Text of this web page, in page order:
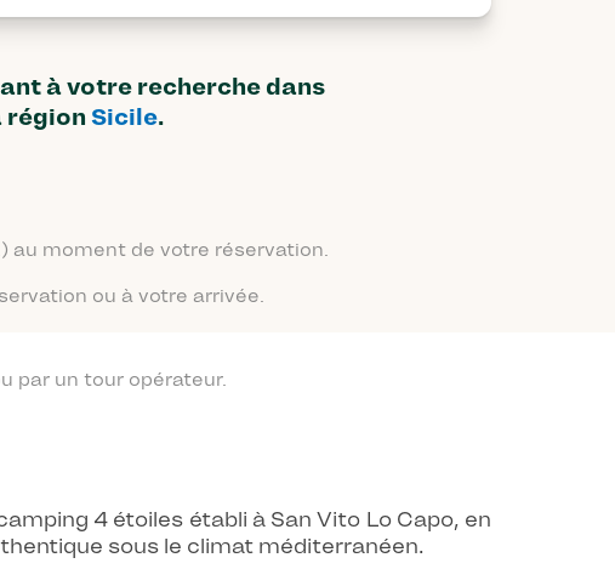
à votre recherche dans
région Sicile.
au moment de votre réservation.
ou à votre arrivée.
par un tour opérateur.
4 étoiles établi à San Vito Lo Capo, en
sous le climat méditerranéen.